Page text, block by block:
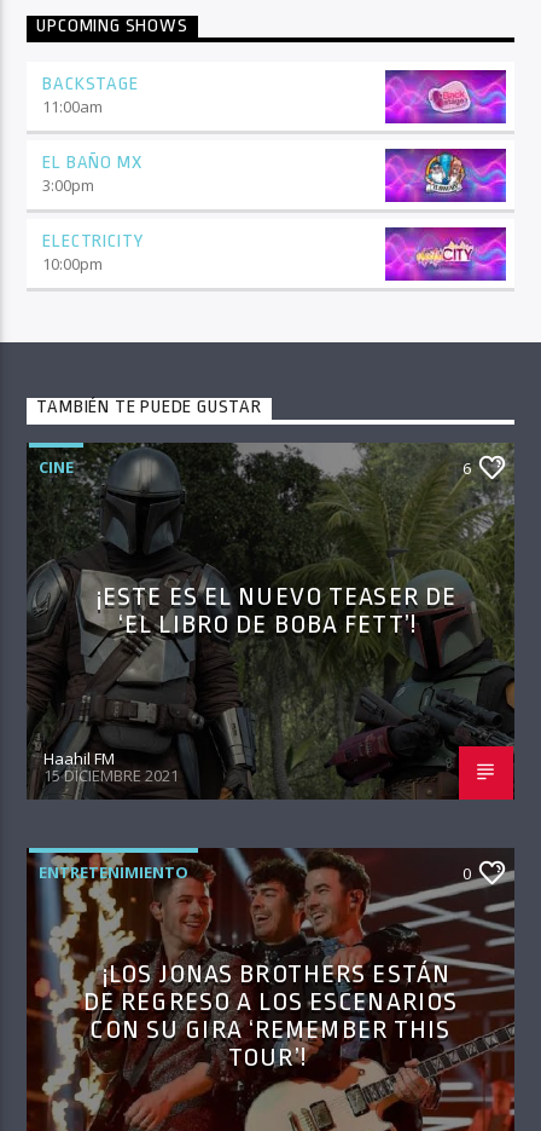
UPCOMING SHOWS
BACKSTAGE
11:00am
EL BAÑO MX
3:00pm
ELECTRICITY
10:00pm
TAMBIÉN TE PUEDE GUSTAR
CINE 6
¡ESTE ES EL NUEVO TEASER DE
‘EL LIBRO DE BOBA FETT’!
Haahil FM
15 DICIEMBRE 2021
ENTRETENIMIENTO 0
¡LOS JONAS BROTHERS ESTÁN
DE REGRESO A LOS ESCENARIOS
CON SU GIRA ‘REMEMBER THIS
TOUR’!